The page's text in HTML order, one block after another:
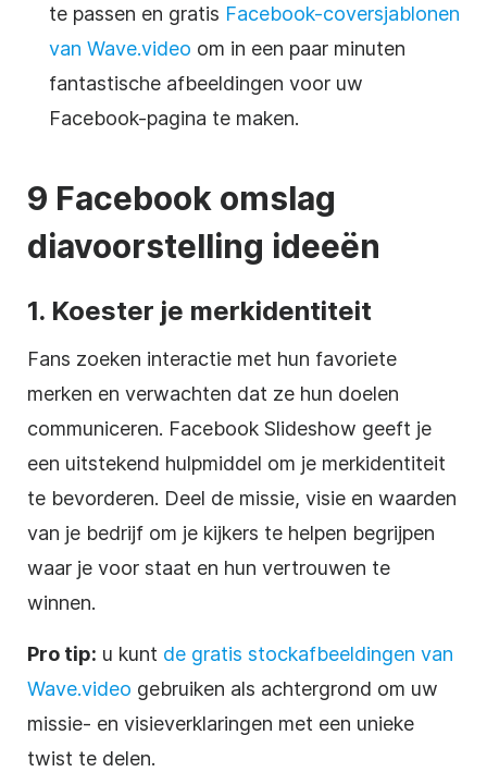
te passen en gratis Facebook-coversjablonen
van Wave.video om in een paar minuten
fantastische afbeeldingen voor uw
Facebook-pagina te maken.
9 Facebook omslag
diavoorstelling ideeën
1. Koester je merkidentiteit
Fans zoeken interactie met hun favoriete
merken en verwachten dat ze hun doelen
communiceren. Facebook Slideshow geeft je
een uitstekend hulpmiddel om je merkidentiteit
te bevorderen. Deel de missie, visie en waarden
van je bedrijf om je kijkers te helpen begrijpen
waar je voor staat en hun vertrouwen te
winnen.
Pro tip: u kunt de gratis stockafbeeldingen van
Wave.video gebruiken als achtergrond om uw
missie- en visieverklaringen met een unieke
twist te delen.